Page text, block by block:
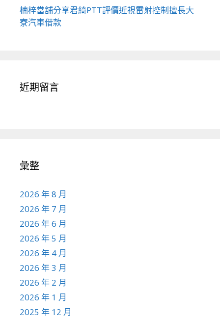
楠梓當舖分享君綺PTT評價近視雷射控制擅長大
寮汽車借款
近期留言
彙整
2026 年 8 月
2026 年 7 月
2026 年 6 月
2026 年 5 月
2026 年 4 月
2026 年 3 月
2026 年 2 月
2026 年 1 月
2025 年 12 月